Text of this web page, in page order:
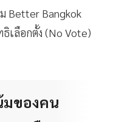
Better Bangkok